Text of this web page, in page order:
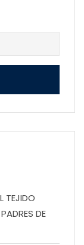
TEJIDO
DE